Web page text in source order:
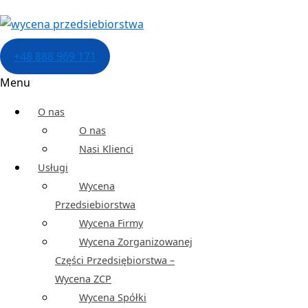
Przejdź do treści
+48 888 969 171
Menu
O nas
O nas
Nasi Klienci
Usługi
Wycena
Przedsiebiorstwa
Wycena Firmy
Wycena Zorganizowanej
Części Przedsiębiorstwa –
Wycena ZCP
Wycena Spółki
Przez
Jak przeprowadzić proces wyceny
Pobierz artykuł
Download
Spis treści
1.Jak przeprowadzić proces wyceny
Wycena przedsiębiorstwa - od czego